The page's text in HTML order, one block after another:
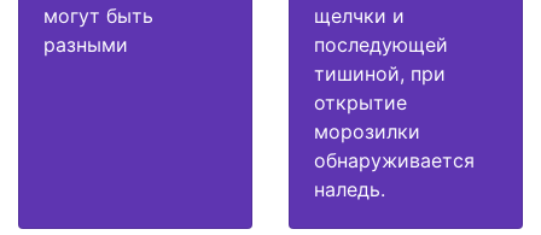
могут быть
разными
щелчки и
последующей
тишиной, при
открытие
морозилки
обнаруживается
наледь.